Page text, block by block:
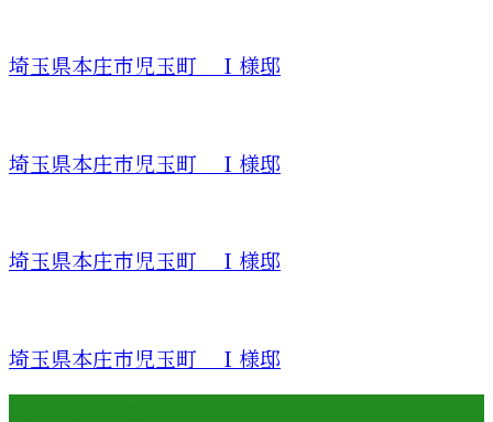
埼玉県本庄市児玉町 Ｉ様邸
埼玉県本庄市児玉町 Ｉ様邸
埼玉県本庄市児玉町 Ｉ様邸
埼玉県本庄市児玉町 Ｉ様邸